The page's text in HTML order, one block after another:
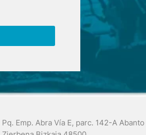
Pq. Emp. Abra Vía E, parc. 142-A